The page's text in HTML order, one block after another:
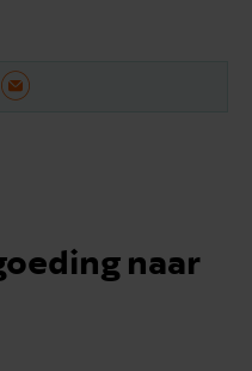
naar